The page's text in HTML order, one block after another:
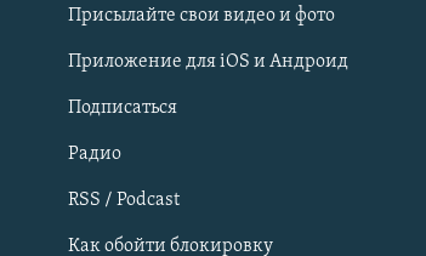
Українською
Qırımtatar
ПРИСОЕДИНЯЙТЕСЬ!
Присылайте свои видео и фото
Приложение для iOS и Андроид
Подписаться
Радио
RSS / Podcast
Как обойти блокировку